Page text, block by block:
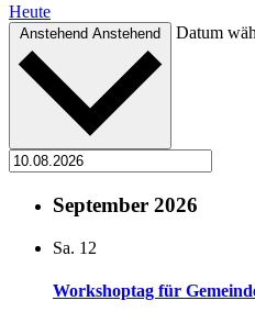
Heute
Anstehend Anstehend Datum
September 2026
Sa. 12
Workshoptag für